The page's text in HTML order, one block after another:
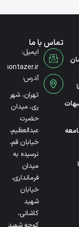
تماس با ما
ایمیل:
آدرس:
تهران، شهر
ری، میدان
حضرت
عبدالعظیم،
خیابان قم،
نرسیده به
میدان
فرمانداری،
خیابان
شهید
کاشانی،